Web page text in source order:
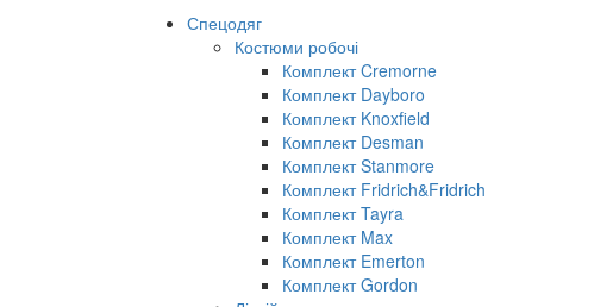
Спецодяг
Костюми робочі
Комплект Cremorne
Комплект Dayboro
Комплект Knoxfield
Комплект Desman
Комплект Stanmore
Комплект Fridrich&Fridrich
Комплект Tayra
Комплект Max
Комплект Emerton
Комплект Gordon